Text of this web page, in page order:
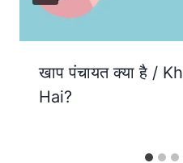
खाप पंचायत क्या है /
Hai?